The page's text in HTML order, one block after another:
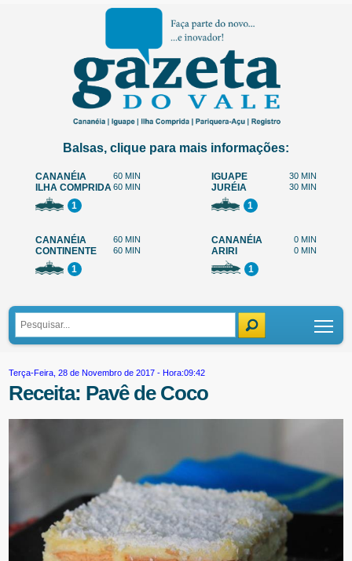
Balsas, clique para mais informações:
CANANÉIA 60 MIN
ILHA COMPRIDA60 MIN
1
IGUAPE 30 MIN
JURÉIA 30 MIN
1
CANANÉIA 60 MIN
CONTINENTE 60 MIN
1
CANANÉIA 0 MIN
ARIRI 0 MIN
1
Terça-Feira, 28 de Novembro de 2017 - Hora:09:42
Receita: Pavê de Coco